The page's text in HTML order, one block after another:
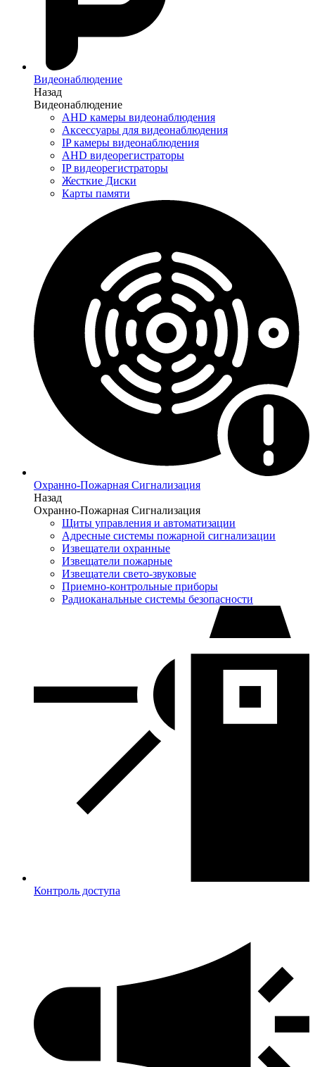
Видеонаблюдение
Назад
Видеонаблюдение
AHD камеры видеонаблюдения
Аксессуары для видеонаблюдения
IP камеры видеонаблюдения
AHD видеорегистраторы
IP видеорегистраторы
Жесткие Диски
Карты памяти
Охранно-Пожарная Сигнализация
Назад
Охранно-Пожарная Сигнализация
Щиты управления и автоматизации
Адресные системы пожарной сигнализации
Извещатели охранные
Извещатели пожарные
Извещатели свето-звуковые
Приемно-контрольные приборы
Радиоканальные системы безопасности
Контроль доступа